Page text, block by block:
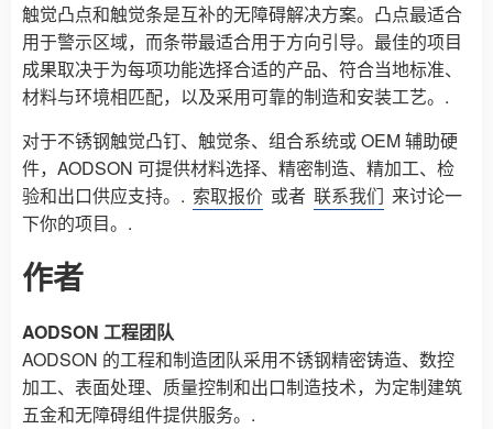
触觉凸点和触觉条是互补的无障碍解决方案。凸点最适合
用于警示区域，而条带最适合用于方向引导。最佳的项目
成果取决于为每项功能选择合适的产品、符合当地标准、
材料与环境相匹配，以及采用可靠的制造和安装工艺。.
对于不锈钢触觉凸钉、触觉条、组合系统或 OEM 辅助硬
件，AODSON 可提供材料选择、精密制造、精加工、检
验和出口供应支持。. 索取报价 或者 联系我们 来讨论一
下你的项目。.
作者
AODSON 工程团队
AODSON 的工程和制造团队采用不锈钢精密铸造、数控
加工、表面处理、质量控制和出口制造技术，为定制建筑
五金和无障碍组件提供服务。.